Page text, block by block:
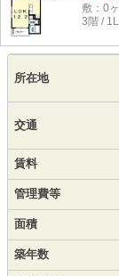
敷：0
3階 /
所在地
交通
賃料
管理費等
面積
築年数